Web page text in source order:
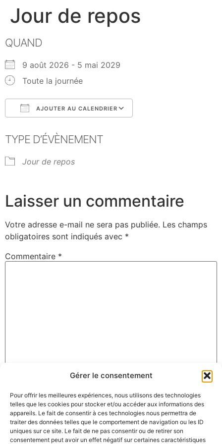
Gérer le consentement
Pour offrir les meilleures expériences, nous utilisons des technologies
telles que les cookies pour stocker et/ou accéder aux informations des
appareils. Le fait de consentir à ces technologies nous permettra de
traiter des données telles que le comportement de navigation ou les ID
uniques sur ce site. Le fait de ne pas consentir ou de retirer son
consentement peut avoir un effet négatif sur certaines caractéristiques
Jour de repos
QUAND
9 août 2026 - 5 mai 2029
Toute la journée
AJOUTER AU CALENDRIER
TYPE D’ÉVÈNEMENT
Jour de repos
Laisser un commentaire
Votre adresse e-mail ne sera pas publiée. Les champs
obligatoires sont indiqués avec *
Commentaire *
E-mail*